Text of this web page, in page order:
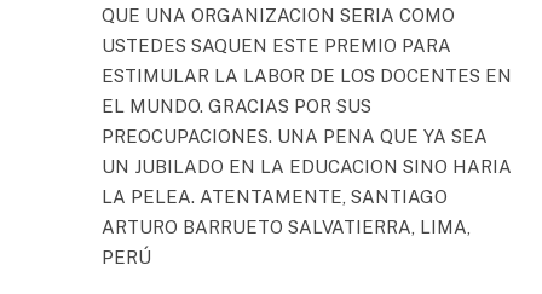
QUE UNA ORGANIZACION SERIA COMO
USTEDES SAQUEN ESTE PREMIO PARA
ESTIMULAR LA LABOR DE LOS DOCENTES EN
EL MUNDO. GRACIAS POR SUS
PREOCUPACIONES. UNA PENA QUE YA SEA
UN JUBILADO EN LA EDUCACION SINO HARIA
LA PELEA. ATENTAMENTE, SANTIAGO
ARTURO BARRUETO SALVATIERRA, LIMA,
PERÚ